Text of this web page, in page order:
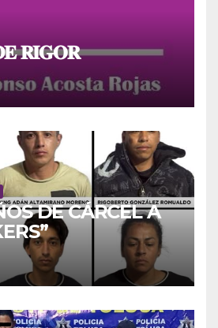
𝐑𝐈𝐆𝐎𝐑
DE CÁRCEL A